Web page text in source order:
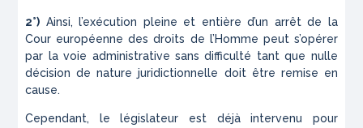
2°) Ainsi, l’exécution pleine et entière d’un arrêt de la
Cour européenne des droits de l’Homme peut s’opérer
par la voie administrative sans difficulté tant que nulle
décision de nature juridictionnelle doit être remise en
cause.
Cependant, le législateur est déjà intervenu pour